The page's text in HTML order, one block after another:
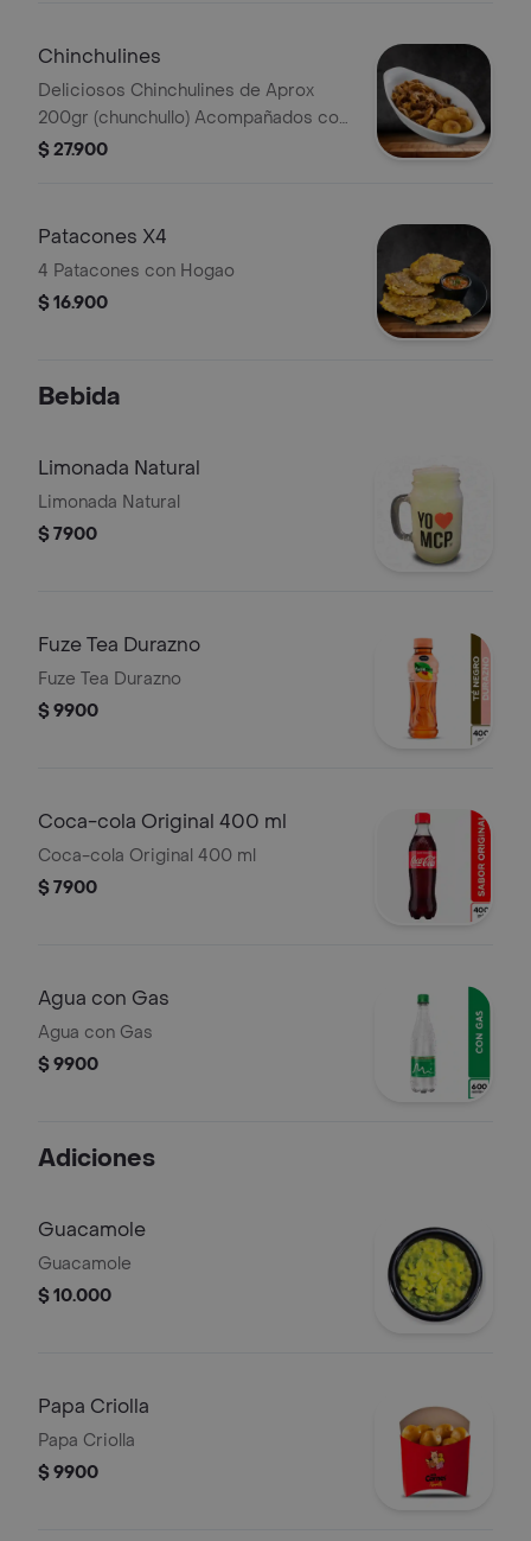
Chinchulines
Deliciosos Chinchulines de Aprox
200gr (chunchullo) Acompañados con
Papa Criolla
$ 27.900
Patacones X4
4 Patacones con Hogao
$ 16.900
Bebida
Limonada Natural
Limonada Natural
$ 7900
Fuze Tea Durazno
Fuze Tea Durazno
$ 9900
Coca-cola Original 400 ml
Coca-cola Original 400 ml
$ 7900
Agua con Gas
Agua con Gas
$ 9900
Adiciones
Guacamole
Guacamole
$ 10.000
Papa Criolla
Papa Criolla
$ 9900